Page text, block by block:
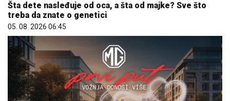
Šta dete nasleđuje od oca, a šta od majke? Sve što
treba da znate o genetici
05. 08. 2026 06:45